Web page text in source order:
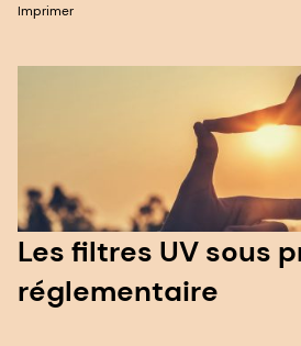
Imprimer
Les filtres UV sous
réglementaire